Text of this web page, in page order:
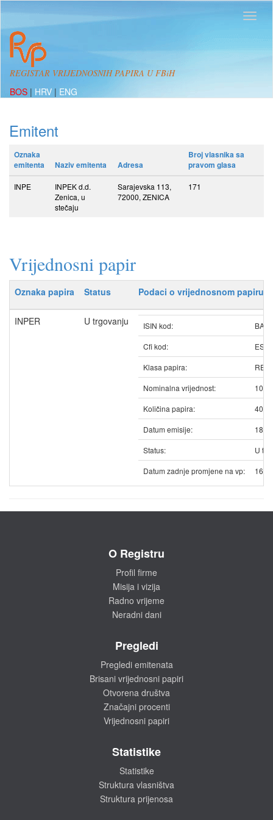
REGISTAR VRIJEDNOSNIH PAPIRA U FBiH
BOS | HRV | ENG
Emitent
Oznaka
emitenta
Naziv emitenta Adresa
Broj vlasnika sa
pravom glasa
INPE
INPEK d.d.
Zenica, u
stečaju
Sarajevska 113,
72000, ZENICA
171
Vrijednosni papir
Oznaka papira Status Podaci o vrijednosnom papiru
INPER U trgovanju ISIN kod:
Cfi kod:
Klasa papira:
Nominalna vrijednost:
10.00
Količina papira:
Datum emisije:
Status:
U
Datum zadnje promjene na vp:
O Registru
Profil firme
Misija i vizija
Radno vrijeme
Neradni dani
Pregledi
Pregledi emitenata
Brisani vrijednosni papiri
Otvorena društva
Značajni procenti
Vrijednosni papiri
Statistike
Statistike
Struktura vlasništva
Struktura prijenosa